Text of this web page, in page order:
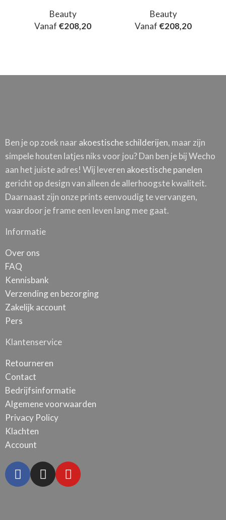
Beauty
Vanaf €208,20
Beauty
Vanaf €208,20
Ben je op zoek naar akoestische schilderijen, maar zijn
simpele houten latjes niks voor jou? Dan ben je bij Wecho
aan het juiste adres! Wij leveren akoestische panelen
gericht op design van alleen de allerhoogste kwaliteit.
Daarnaast zijn onze prints eenvoudig te vervangen,
waardoor je frame een leven lang mee gaat.
Informatie
Over ons
FAQ
Kennisbank
Verzending en bezorging
Zakelijk account
Pers
Klantenservice
Retourneren
Contact
Bedrijfsinformatie
Algemene voorwaarden
Privacy Policy
Klachten
Account
Akoestisch Schilderij Picasso Meisje voor
een spiegel 1932 Rond - Muurcirkel
Vanaf €529,17
Akoestisch Schilderij Picasso Een Droom
een stoel 1931 Rond - Muurcirkel
Vanaf
Akoestisch Schilderij Scandinavisch Basis